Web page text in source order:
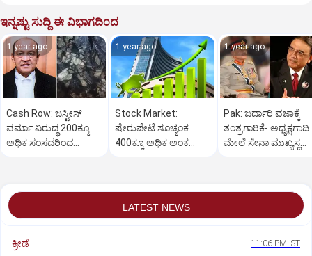
ಇನ್ನಷ್ಟು ಸುದ್ದಿ ಈ ವಿಭಾಗದಿಂದ
1 year ago
Cash Row: ಜಸ್ಟೀಸ್‌
ವರ್ಮಾ ವಿರುದ್ಧ 200ಕ್ಕೂ
ಅಧಿಕ ಸಂಸದರಿಂದ
1 year ago
Stock Market:
ಷೇರುಪೇಟೆ ಸೂಚ್ಯಂಕ
400ಕ್ಕೂ ಅಧಿಕ ಅಂಕ
1 year ago
Pak: ಜರ್ದಾರಿ ವಜಾಕ್ಕೆ
ತಂತ್ರಗಾರಿಕೆ- ಅಧ್ಯಕ್ಷಗಾದಿ
ಮೇಲೆ ಸೇನಾ ಮುಖ್ಯಸ್ಥ
LATEST NEWS
ಕ್ರೀಡೆ 11:06 PM IST